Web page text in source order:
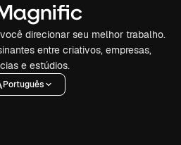
direcionar seu melhor trabalho.
entre criativos, empresas,
e estúdios.
Português